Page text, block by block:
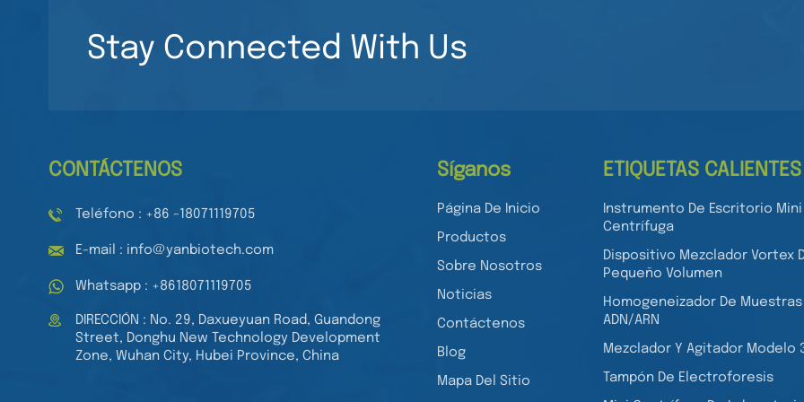
pocillos para
laboratorio médico.
Placas de cultivo de
mecánica
Stay Connected With Us
CONTÁCTENOS
Teléfono : +86 -18071119705
E-mail : info@yanbiotech.com
Whatsapp : +8618071119705
DIRECCIÓN : No. 29, Daxueyuan Road, Guandong
Street, Donghu New Technology Development
Zone, Wuhan City, Hubei Province, China
Síganos
Página De Inicio
Productos
Sobre Nosotros
Noticias
Contáctenos
Blog
Mapa Del Sitio
ETIQUETAS CALIENTES
Instrumento De Escritorio Mini
Centrífuga
Dispositivo Mezclador Vortex
Pequeño Volumen
Homogeneizador De Muestras
ADN/ARN
Mezclador Y Agitador Modelo
Tampón De Electroforesis